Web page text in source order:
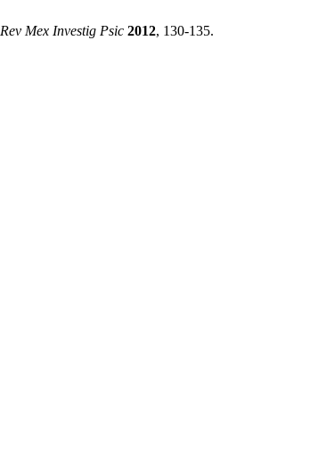
Rev Mex Investig Psic 2012, 130-135.